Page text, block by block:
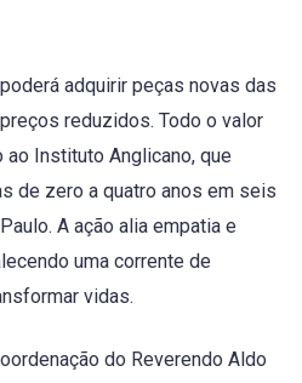
adquirir peças novas das
reduzidos. Todo o valor
Instituto Anglicano, que
de zero a quatro anos em seis
A ação alia empatia e
uma corrente de
vidas.
do Reverendo Aldo